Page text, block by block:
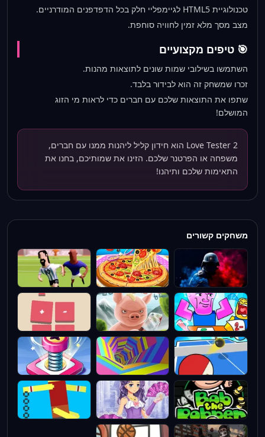
טכנולוגיית HTML5 לגיימפליי חלק בכל הדפדפנים המודרניים.
מצב מסך מלא זמין לחוויה סוחפת.
🎯 טיפים מקצועיים
השתמשו בשילובי שמות שונים לתוצאות מהנות.
זכרו שמשחק זה הוא לבידור בלבד.
שתפו את התוצאות שלכם עם חברים כדי לראות מי הזוג
המושלם!
Love Tester 2 הוא חידון קליל ליהנות ממנו עם חברים,
משפחה או הפרטנר שלכם. הזינו את שמותיכם, בחנו את
התאימות שלכם ותיהנו!
משחקים קשורים